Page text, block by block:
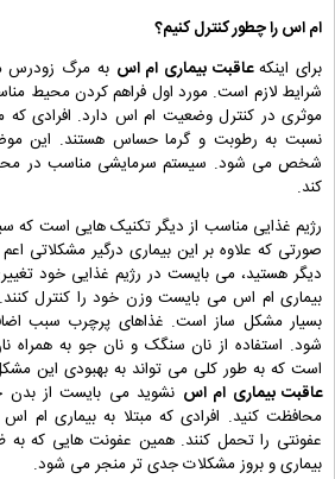
ام اس را چطور کنترل کنیم؟
برای اینکهعاقبت بیماری ام اس به مرگ زودرس
شرایط لازم است. مورد اول فراهم کردن محیط
موثری در کنترل وضعیت ام اس دارد. افرادی که
نسبت به رطوبت و گرما حساس هستند. این
شخص می شود. سیستم سرمایشی مناسب در
کند.
رژیم غذایی مناسب از دیگر تکنیک هایی است
صورتی که علاوه بر این بیماری درگیر مشکلاتی
دیگر هستید، می بایست در رژیم غذایی خود تغییری
بیماری ام اس می بایست وزن خود را کنترل
بسیار مشکل ساز است. غذاهای پرچرب سبب
شود. استفاده از نان سنگک و نان جو به همراه
است که به طور کلی می تواند به بهبودی این
عاقبت بیماری ام اس نشوید می بایست از بدن
محافظت کنید. افرادی که مبتلا به بیماری ام
عفونتی را تحمل کنند. همین عفونت هایی که به
بیماری و بروز مشکلات جدی تر منجر می شود.